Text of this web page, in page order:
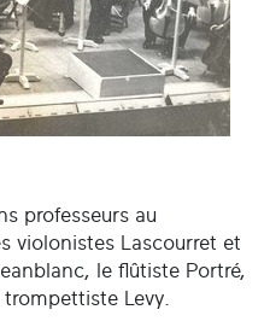
professeurs au
violonistes Lascourret et
le flûtiste Portré,
Levy.